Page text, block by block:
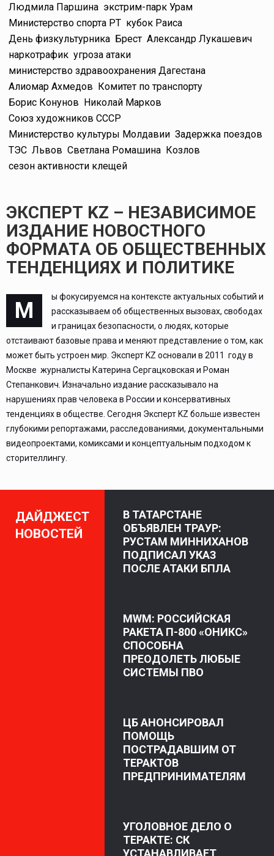
Людмила Паршина экстрим-парк Урам
Министерство спорта РТ кубок Раиса
День физкультурника Брест Александр Лукашевич
наркотрафик угроза атаки
министерство здравоохранения Дагестана
Алиомар Ахмедов Комитет по транспорту
Борис Конунов Николай Марков
Союз художников СССР
Министерство культуры Молдавии Задержка поездов
ТЭС Львов Светлана Ромашина Козлов
сезон активности клещей
ЭКСПЕРТ KZ – НЕЗАВИСИМОЕ
ИЗДАНИЕ НОВОСТНОГО
ФОРМАТА ОБ ОБЩЕСТВЕННЫХ
ТЕНДЕНЦИЯХ И ПОЛИТИКЕ
М
ы фокусируемся на контексте актуальных событий и
рассказываем об общественных вызовах, свободах
и границах безопасности, о людях, которые
отстаивают базовые права и меняют представление о том, как
может быть устроен мир. Эксперт KZ основали в 2011 году в
Москве журналисты Катерина Сергацковская и Роман
Степанкович. Изначально издание рассказывало на
нарушениях прав человека в России и консервативных
тенденциях в обществе. Сегодня Эксперт KZ больше известен
глубокими репортажами, расследованиями, документальными
видеопроектами, комиксами и концептуальным подходом к
сторителлингу.
ДАЙДЖЕСТ
НОВОСТЕЙ
В ТАТАРСТАНЕ
ОБЪЯВЛЕН ТРАУР:
РУСТАМ МИННИХАНОВ
ПОДПИСАЛ УКАЗ
ПОСЛЕ АТАКИ БПЛА
MWM: РОССИЙСКАЯ
РАКЕТА П-800 «ОНИКС»
СПОСОБНА
ПРЕОДОЛЕТЬ ЛЮБЫЕ
СИСТЕМЫ ПВО
ЦБ АНОНСИРОВАЛ
ПОМОЩЬ
ПОСТРАДАВШИМ ОТ
ТЕРАКТОВ
ПРЕДПРИНИМАТЕЛЯМ
УГОЛОВНОЕ ДЕЛО О
ТЕРАКТЕ: СК
УСТАНАВЛИВАЕТ